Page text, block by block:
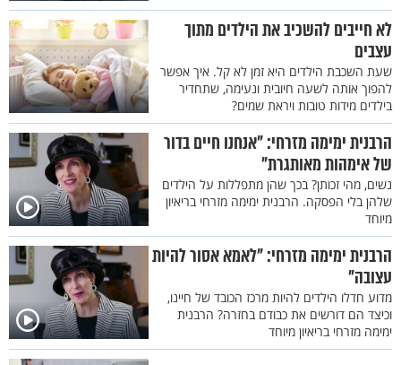
לא חייבים להשכיב את הילדים מתוך
עצבים
שעת השכבת הילדים היא זמן לא קל. איך אפשר
להפוך אותה לשעה חיובית ונעימה, שתחדיר
בילדים מידות טובות ויראת שמים?
הרבנית ימימה מזרחי: "אנחנו חיים בדור
של אימהות מאותגרת"
נשים, מהי זכותן? בכך שהן מתפללות על הילדים
שלהן בלי הפסקה. הרבנית ימימה מזרחי בריאיון
מיוחד
הרבנית ימימה מזרחי: "לאמא אסור להיות
עצובה"
מדוע חדלו הילדים להיות מרכז הכובד של חיינו,
וכיצד הם דורשים את כבודם בחזרה? הרבנית
ימימה מזרחי בריאיון מיוחד